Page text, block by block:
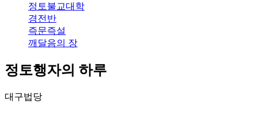
정토불교대학
경전반
즉문즉설
깨달음의 장
정토행자의 하루
대구법당